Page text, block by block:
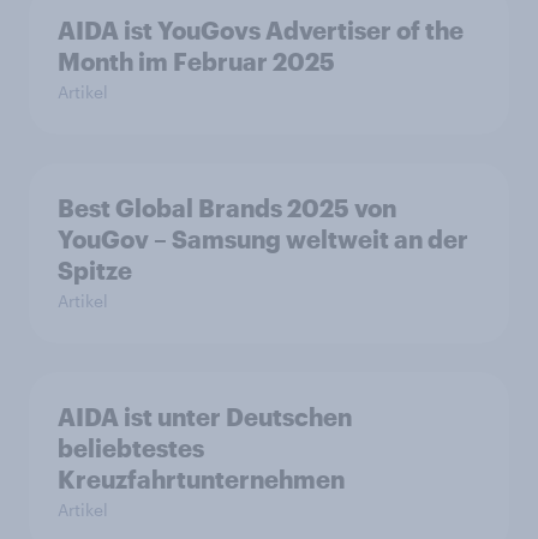
AIDA ist YouGovs Advertiser of the
Month im Februar 2025
Artikel
Best Global Brands 2025 von
YouGov – Samsung weltweit an der
Spitze
Artikel
AIDA ist unter Deutschen
beliebtestes
Kreuzfahrtunternehmen
Artikel